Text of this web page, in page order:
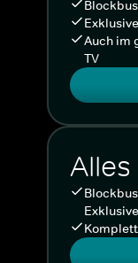
Auch im
TV